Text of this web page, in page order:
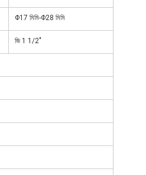
Φ17 মিমি-Φ28 মিমি
জি 1 1/2"